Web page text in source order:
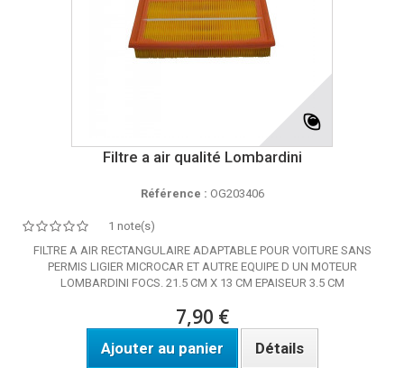
Filtre a air qualité Lombardini
Référence : OG203406
1 note(s)
FILTRE A AIR RECTANGULAIRE ADAPTABLE POUR VOITURE SANS
PERMIS LIGIER MICROCAR ET AUTRE EQUIPE D UN MOTEUR
LOMBARDINI FOCS. 21.5 CM X 13 CM EPAISEUR 3.5 CM
7,90 €
Ajouter au panier Détails